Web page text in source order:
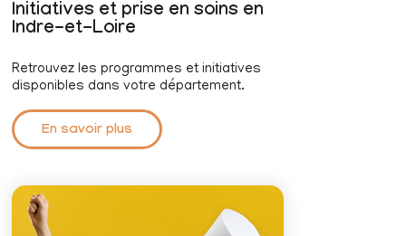
Initiatives et prise en soins en
Indre-et-Loire
Retrouvez les programmes et initiatives
disponibles dans votre département.
En savoir plus